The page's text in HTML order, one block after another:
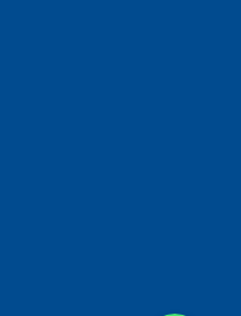
WhatsApp